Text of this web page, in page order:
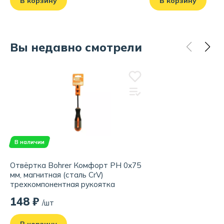
Бренд: Bohrer
Вы недавно смотрели
В наличии
Отвёртка Bohrer Комфорт PH 0х75
мм, магнитная (сталь CrV)
трехкомпонентная рукоятка
148 ₽ /шт